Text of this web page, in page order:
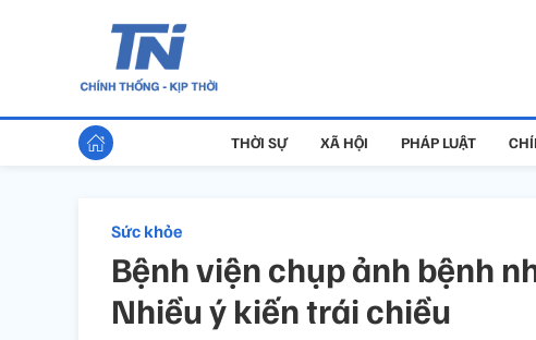
THỜI SỰ XÃ HỘI PHÁP LUẬT
Sức khỏe
Bệnh viện chụp ảnh bệnh
Nhiều ý kiến trái chiều